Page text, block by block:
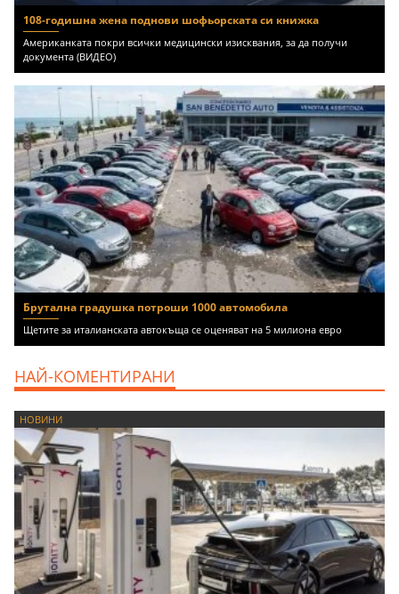
108-годишна жена поднови шофьорската си книжка
Американката покри всички медицински изисквания, за да получи
документа (ВИДЕО)
Брутална градушка потроши 1000 автомобила
Щетите за италианската автокъща се оценяват на 5 милиона евро
НАЙ-КОМЕНТИРАНИ
НОВИНИ